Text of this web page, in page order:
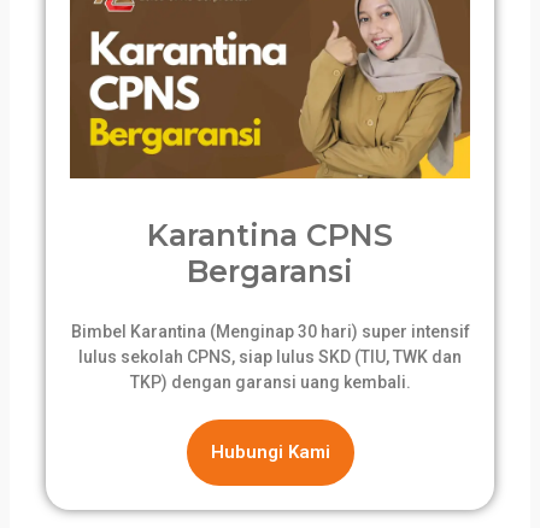
Karantina CPNS
Bergaransi
Bimbel Karantina (Menginap 30 hari) super intensif
lulus sekolah CPNS, siap lulus SKD (TIU, TWK dan
TKP) dengan garansi uang kembali.
Hubungi Kami